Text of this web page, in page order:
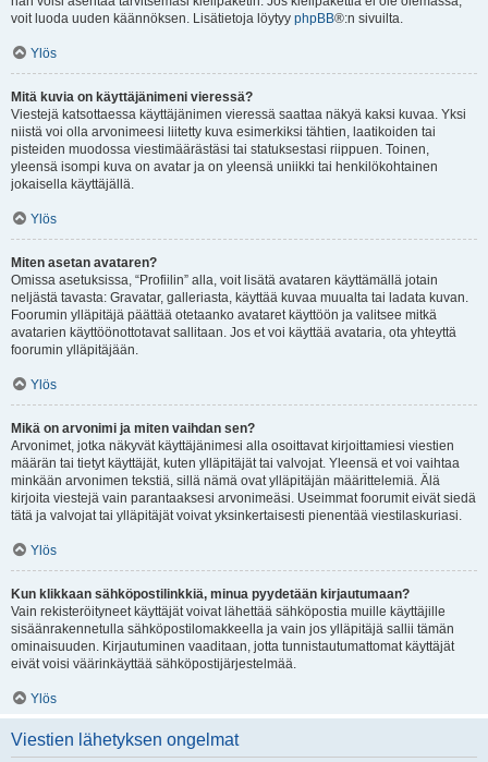
voit luoda uuden käännöksen. Lisätietoja löytyy phpBB®:n sivuilta.
Ylös
Mitä kuvia on käyttäjänimeni vieressä?
Viestejä katsottaessa käyttäjänimen vieressä saattaa näkyä kaksi kuvaa. Yksi
niistä voi olla arvonimeesi liitetty kuva esimerkiksi tähtien, laatikoiden tai
pisteiden muodossa viestimäärästäsi tai statuksestasi riippuen. Toinen,
yleensä isompi kuva on avatar ja on yleensä uniikki tai henkilökohtainen
jokaisella käyttäjällä.
Ylös
Miten asetan avataren?
Omissa asetuksissa, “Profiilin” alla, voit lisätä avataren käyttämällä jotain
neljästä tavasta: Gravatar, galleriasta, käyttää kuvaa muualta tai ladata kuvan.
Foorumin ylläpitäjä päättää otetaanko avataret käyttöön ja valitsee mitkä
avatarien käyttöönottotavat sallitaan. Jos et voi käyttää avataria, ota yhteyttä
foorumin ylläpitäjään.
Ylös
Mikä on arvonimi ja miten vaihdan sen?
Arvonimet, jotka näkyvät käyttäjänimesi alla osoittavat kirjoittamiesi viestien
määrän tai tietyt käyttäjät, kuten ylläpitäjät tai valvojat. Yleensä et voi vaihtaa
minkään arvonimen tekstiä, sillä nämä ovat ylläpitäjän määrittelemiä. Älä
kirjoita viestejä vain parantaaksesi arvonimeäsi. Useimmat foorumit eivät siedä
tätä ja valvojat tai ylläpitäjät voivat yksinkertaisesti pienentää viestilaskuriasi.
Ylös
Kun klikkaan sähköpostilinkkiä, minua pyydetään kirjautumaan?
Vain rekisteröityneet käyttäjät voivat lähettää sähköpostia muille käyttäjille
sisäänrakennetulla sähköpostilomakkeella ja vain jos ylläpitäjä sallii tämän
ominaisuuden. Kirjautuminen vaaditaan, jotta tunnistautumattomat käyttäjät
eivät voisi väärinkäyttää sähköpostijärjestelmää.
Ylös
Viestien lähetyksen ongelmat